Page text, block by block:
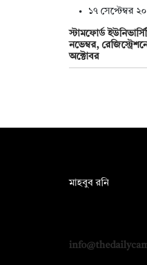
১৭ সেপ্টেম্বর
স্টামফোর্ড
নভেম্বর,
অক্টোবর
মাহবুব রনি